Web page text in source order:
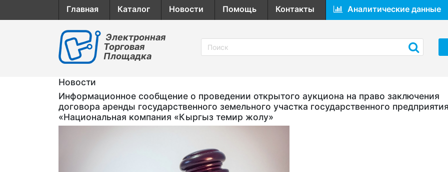
Главная Каталог Новости Помощь Контакты Аналитические данные
Электронная
Торговая
Площадка
Новости
Информационное сообщение о проведении открытого аукциона на право заключения
договора аренды государственного земельного участка государственного предприятия
«Национальная компания «Кыргыз темир жолу»